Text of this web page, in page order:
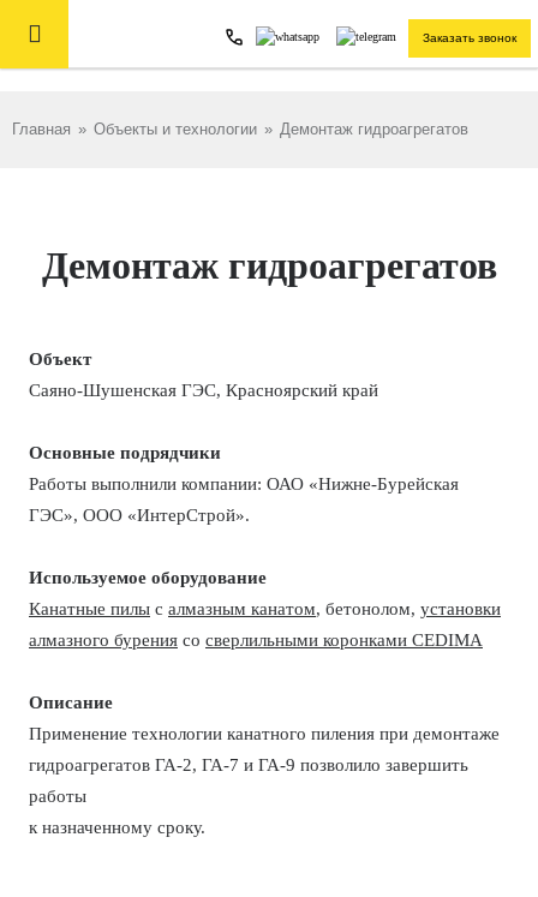
 Заказать звонок
Главная » Объекты и технологии » Демонтаж гидроагрегатов
Демонтаж гидроагрегатов
Объект
Саяно-Шушенская ГЭС, Красноярский край
Основные подрядчики
Работы выполнили компании: ОАО «Нижне-Бурейская
ГЭС», ООО «ИнтерСтрой».
Используемое оборудование
Канатные пилы с алмазным канатом, бетонолом, установки
алмазного бурения со сверлильными коронками CEDIMA
Описание
Применение технологии канатного пиления при демонтаже
гидроагрегатов ГА-2, ГА-7 и ГА-9 позволило завершить
работы
к назначенному сроку.